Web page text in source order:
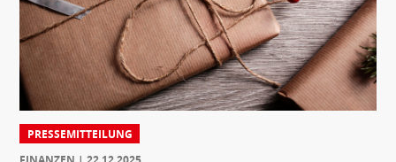
PRESSEMITTEILUNG